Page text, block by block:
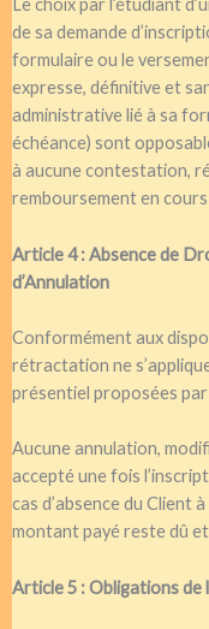
Le choix par l’étudiant
de sa demande
formulaire ou le
expresse, définitive et
administrative lié à sa
échéance) sont
à aucune contestation,
remboursement en
Article 4 : Absence de
d’Annulation
Conformément aux
rétractation ne
présentiel proposées par
Aucune annulation,
accepté une fois
cas d’absence du Client
montant payé reste dû
Article 5 : Obligations de